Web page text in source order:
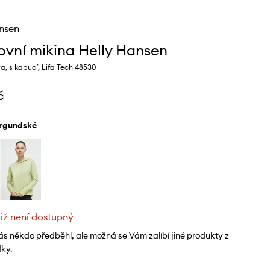
mikina Helly Hansen
s kapucí, Lifa Tech 48530
není dostupný
někdo předběhl, ale možná se Vám zalíbí jiné produkty z